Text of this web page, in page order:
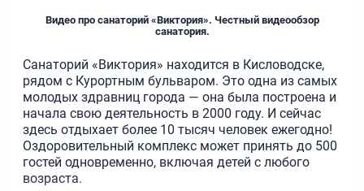
Видео про санаторий «Виктория». Честный видеообзор
санатория.
Санаторий «Виктория» находится в Кисловодске,
рядом с Курортным бульваром. Это одна из самых
молодых здравниц города — она была построена и
начала свою деятельность в 2000 году. И сейчас
здесь отдыхает более 10 тысяч человек ежегодно!
Оздоровительный комплекс может принять до 500
гостей одновременно, включая детей с любого
возраста.